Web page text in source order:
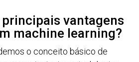
principais vantagens
machine learning?
o conceito básico de